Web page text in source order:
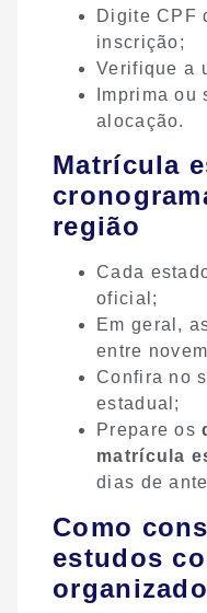
Digite CPF
inscrição;
Verifique a
Imprima
alocação.
Matrícula
região
Cada
oficial;
Em geral,
entre
Confira no
estadual;
Prepare os
matrícula
dias de
Como
estudos